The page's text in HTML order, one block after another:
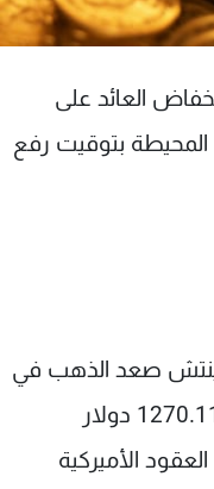
العائد على
المحيطة بتوقيت رفع
بتوقيت جرينتش صعد الذهب في
المعاملات الفورية 0.6 بالمئة إلى 1270.11 دولار
الأميركية